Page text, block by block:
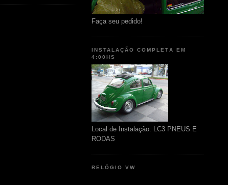
Faça seu pedido!
INSTALAÇÃO COMPLETA EM
4:00HS
Local de Instalação: LC3 PNEUS E
RODAS
RELÓGIO VW